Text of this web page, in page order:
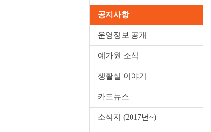
공지사항
운영정보 공개
예가원 소식
생활실 이야기
카드뉴스
소식지 (2017년~)